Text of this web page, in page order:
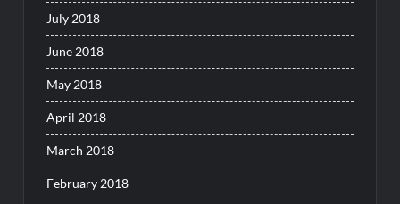
July 2018
June 2018
May 2018
April 2018
March 2018
February 2018